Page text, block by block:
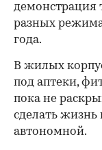
демонстрация
разных
года.
В жилых
под аптеки,
пока не
сделать
автономной.